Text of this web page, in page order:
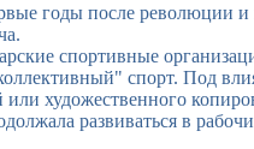
годы после революции
спортивные
спорт. Под
художественного
развиваться в